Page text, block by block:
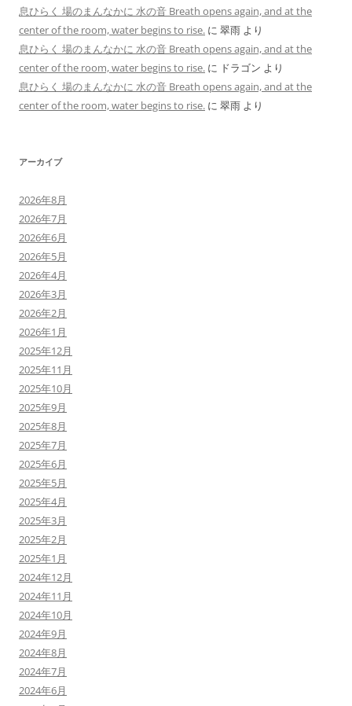
息ひらく 場のまんなかに 水の音 Breath opens again, and at the
center of the room, water begins to rise. に 翠雨 より
息ひらく 場のまんなかに 水の音 Breath opens again, and at the
center of the room, water begins to rise. に ドラゴン より
息ひらく 場のまんなかに 水の音 Breath opens again, and at the
center of the room, water begins to rise. に 翠雨 より
アーカイブ
2026年8月
2026年7月
2026年6月
2026年5月
2026年4月
2026年3月
2026年2月
2026年1月
2025年12月
2025年11月
2025年10月
2025年9月
2025年8月
2025年7月
2025年6月
2025年5月
2025年4月
2025年3月
2025年2月
2025年1月
2024年12月
2024年11月
2024年10月
2024年9月
2024年8月
2024年7月
2024年6月